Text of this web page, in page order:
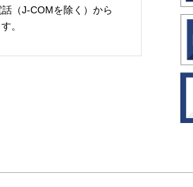
（J-COMを除く）から
。